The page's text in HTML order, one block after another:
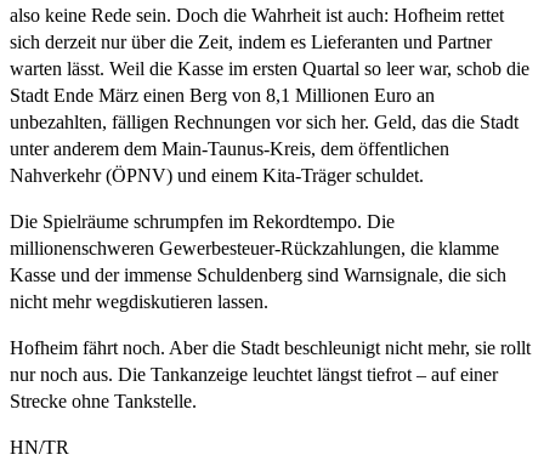
also keine Rede sein. Doch die Wahrheit ist auch: Hofheim rettet
sich derzeit nur über die Zeit, indem es Lieferanten und Partner
warten lässt. Weil die Kasse im ersten Quartal so leer war, schob die
Stadt Ende März einen Berg von 8,1 Millionen Euro an
unbezahlten, fälligen Rechnungen vor sich her. Geld, das die Stadt
unter anderem dem Main-Taunus-Kreis, dem öffentlichen
Nahverkehr (ÖPNV) und einem Kita-Träger schuldet.
Die Spielräume schrumpfen im Rekordtempo. Die
millionenschweren Gewerbesteuer-Rückzahlungen, die klamme
Kasse und der immense Schuldenberg sind Warnsignale, die sich
nicht mehr wegdiskutieren lassen.
Hofheim fährt noch. Aber die Stadt beschleunigt nicht mehr, sie rollt
nur noch aus. Die Tankanzeige leuchtet längst tiefrot – auf einer
Strecke ohne Tankstelle.
HN/TR